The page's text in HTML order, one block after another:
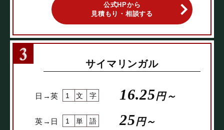
公式HPから
見積もり・相談する
サイマリンガル
日→英 1文字 16.25円～
英→日 1単語 25円～